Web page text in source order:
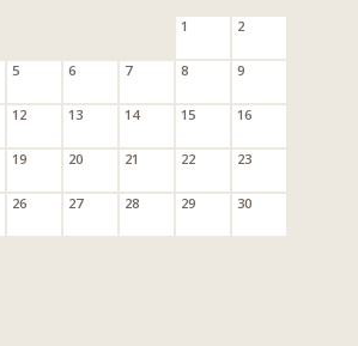
1 2
5 6 7 8 9
12 13 14 15 16
19 20 21 22 23
26 27 28 29 30